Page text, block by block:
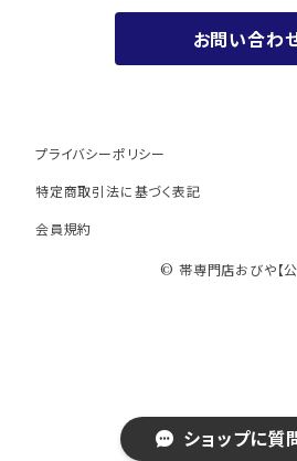
ショップに質
お問い合わ
プライバシーポリシー
特定商取引法に基づく表記
会員規約
© 帯専門店おびや【公